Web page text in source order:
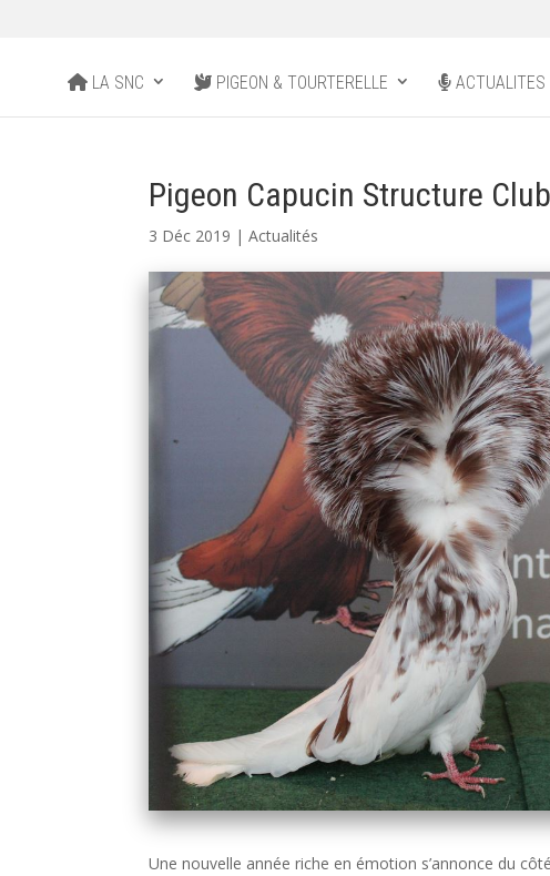
LA SNC PIGEON & TOURTERELLE ACTUALITES
Pigeon Capucin Structure
3 Déc 2019 |Actualités
Une nouvelle année riche en émotion s’annonce du